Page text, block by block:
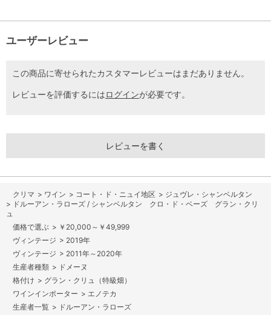
ユーザーレビュー
この商品に寄せられたカスタマーレビューはまだありません。
レビューを評価するにはログインが必要です。
レビューを書く
> ワイン > コート・ド・ニュイ地区 > ジュヴレ・シャンベルタン
> ドルーアン・ラローズ / シャンベルタン クロ・ド・ベーズ グラン・クリ
ュ
> ￥20,000～￥49,999
> 2019年
> 2011年～2020年
> ドメーヌ
> グラン・クリュ（特級畑）
> エノテカ
> ドルーアン・ラローズ